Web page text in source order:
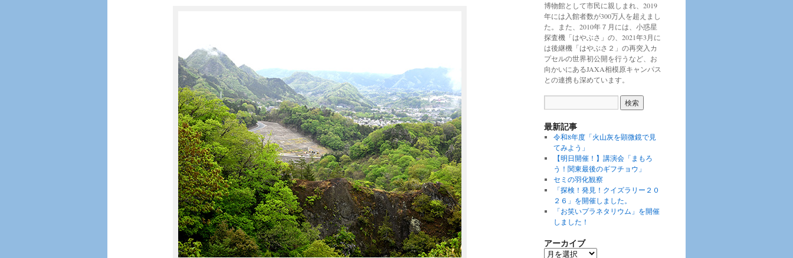
博物館として市民に親しまれ、2019
年には入館者数が300万人を超えまし
た。また、2010年７月には、小惑星
探査機「はやぶさ」の、2021年3月に
は後継機「はやぶさ２」の再突入カ
プセルの世界初公開を行うなど、お
向かいにあるJAXA相模原キャンパス
との連携も深めています。
最新記事
令和8年度「火山灰を顕微鏡で見
てみよう」
【明日開催！】講演会「まもろ
う！関東最後のギフチョウ」
セミの羽化観察
「探検！発見！クイズラリー２０
２６」を開催しました。
「お笑いプラネタリウム」を開催
しました！
アーカイブ
ア